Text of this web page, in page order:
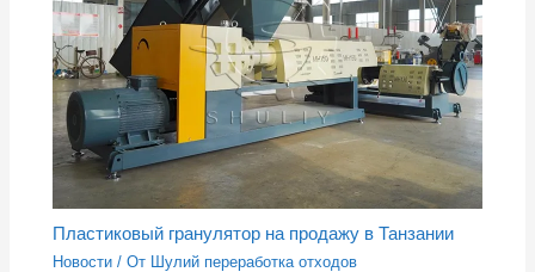
Пластиковый гранулятор на продажу в Танзании
Новости / От Шулий переработка отходов